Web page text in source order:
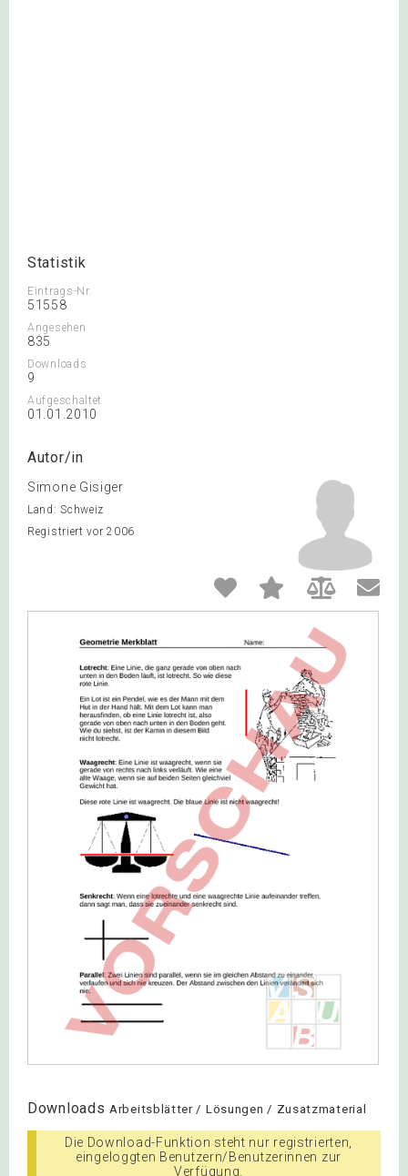
Statistik
Eintrags-Nr.
51558
Angesehen
835
Downloads
9
Aufgeschaltet
01.01.2010
Autor/in
Simone Gisiger
Land: Schweiz
Registriert vor 2006
Downloads Arbeitsblätter / Lösungen / Zusatzmaterial
Die Download-Funktion steht nur registrierten,
eingeloggten Benutzern/Benutzerinnen zur
Verfügung.